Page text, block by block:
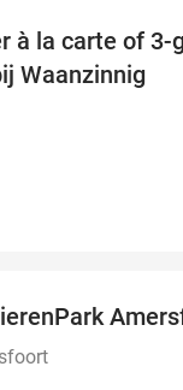
à la carte of 3-
Waanzinnig